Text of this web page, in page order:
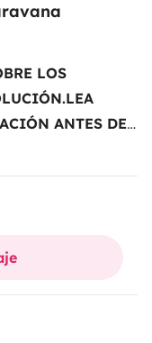
LOS
LEA
ANTES DE
aunque en la
festivos)•